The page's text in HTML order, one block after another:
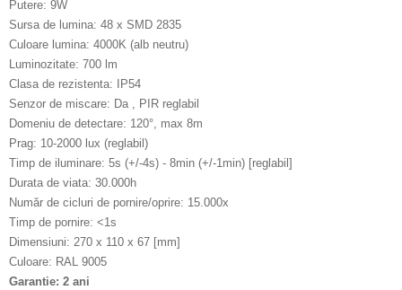
Putere: 9W
Sursa de lumina: 48 x SMD 2835
Culoare lumina: 4000K (alb neutru)
Luminozitate: 700 lm
Clasa de rezistenta: IP54
Senzor de miscare: Da , PIR reglabil
Domeniu de detectare: 120°, max 8m
Prag: 10-2000 lux (reglabil)
Timp de iluminare: 5s (+/-4s) - 8min (+/-1min) [reglabil]
Durata de viata: 30.000h
Număr de cicluri de pornire/oprire: 15.000x
Timp de pornire: <1s
Dimensiuni: 270 x 110 x 67 [mm]
Culoare: RAL 9005
Garantie: 2 ani